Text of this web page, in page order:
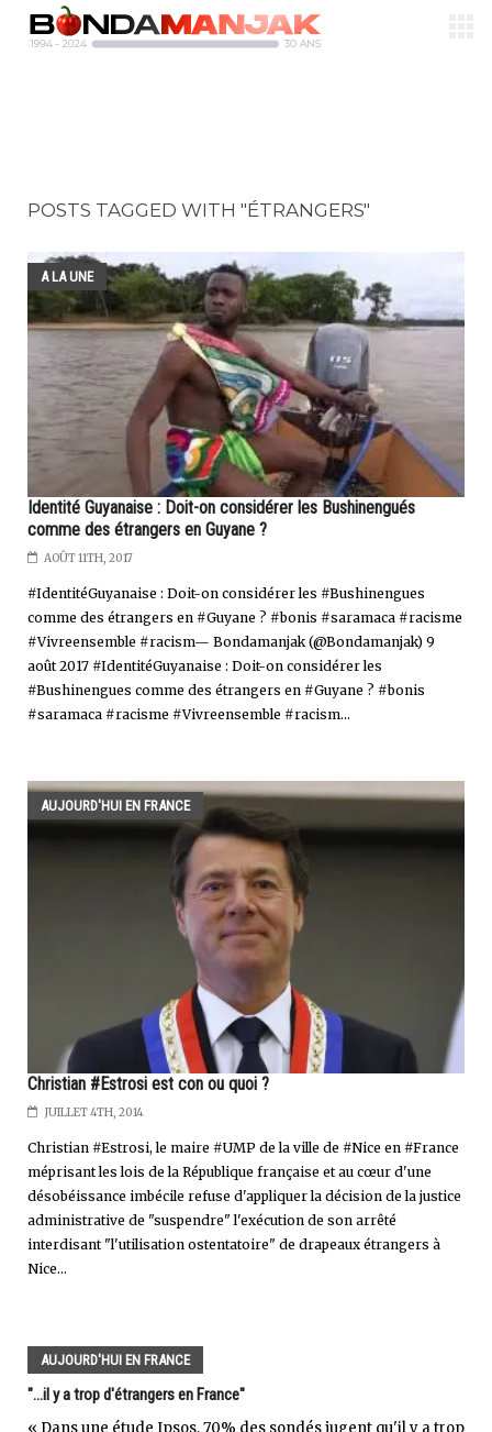
POSTS TAGGED WITH "ÉTRANGERS"
A LA UNE
Identité Guyanaise : Doit-on considérer les Bushinengués
comme des étrangers en Guyane ?
AOÛT 11TH, 2017
#IdentitéGuyanaise : Doit-on considérer les #Bushinengues
comme des étrangers en #Guyane ? #bonis #saramaca #racisme
#Vivreensemble #racism— Bondamanjak (@Bondamanjak) 9
août 2017 #IdentitéGuyanaise : Doit-on considérer les
#Bushinengues comme des étrangers en #Guyane ? #bonis
#saramaca #racisme #Vivreensemble #racism...
AUJOURD'HUI EN FRANCE
Christian #Estrosi est con ou quoi ?
JUILLET 4TH, 2014
Christian #Estrosi, le maire #UMP de la ville de #Nice en #France
méprisant les lois de la République française et au cœur d'une
désobéissance imbécile refuse d'appliquer la décision de la justice
administrative de "suspendre" l'exécution de son arrêté
interdisant "l'utilisation ostentatoire" de drapeaux étrangers à
Nice...
AUJOURD'HUI EN FRANCE
"...il y a trop d'étrangers en France"